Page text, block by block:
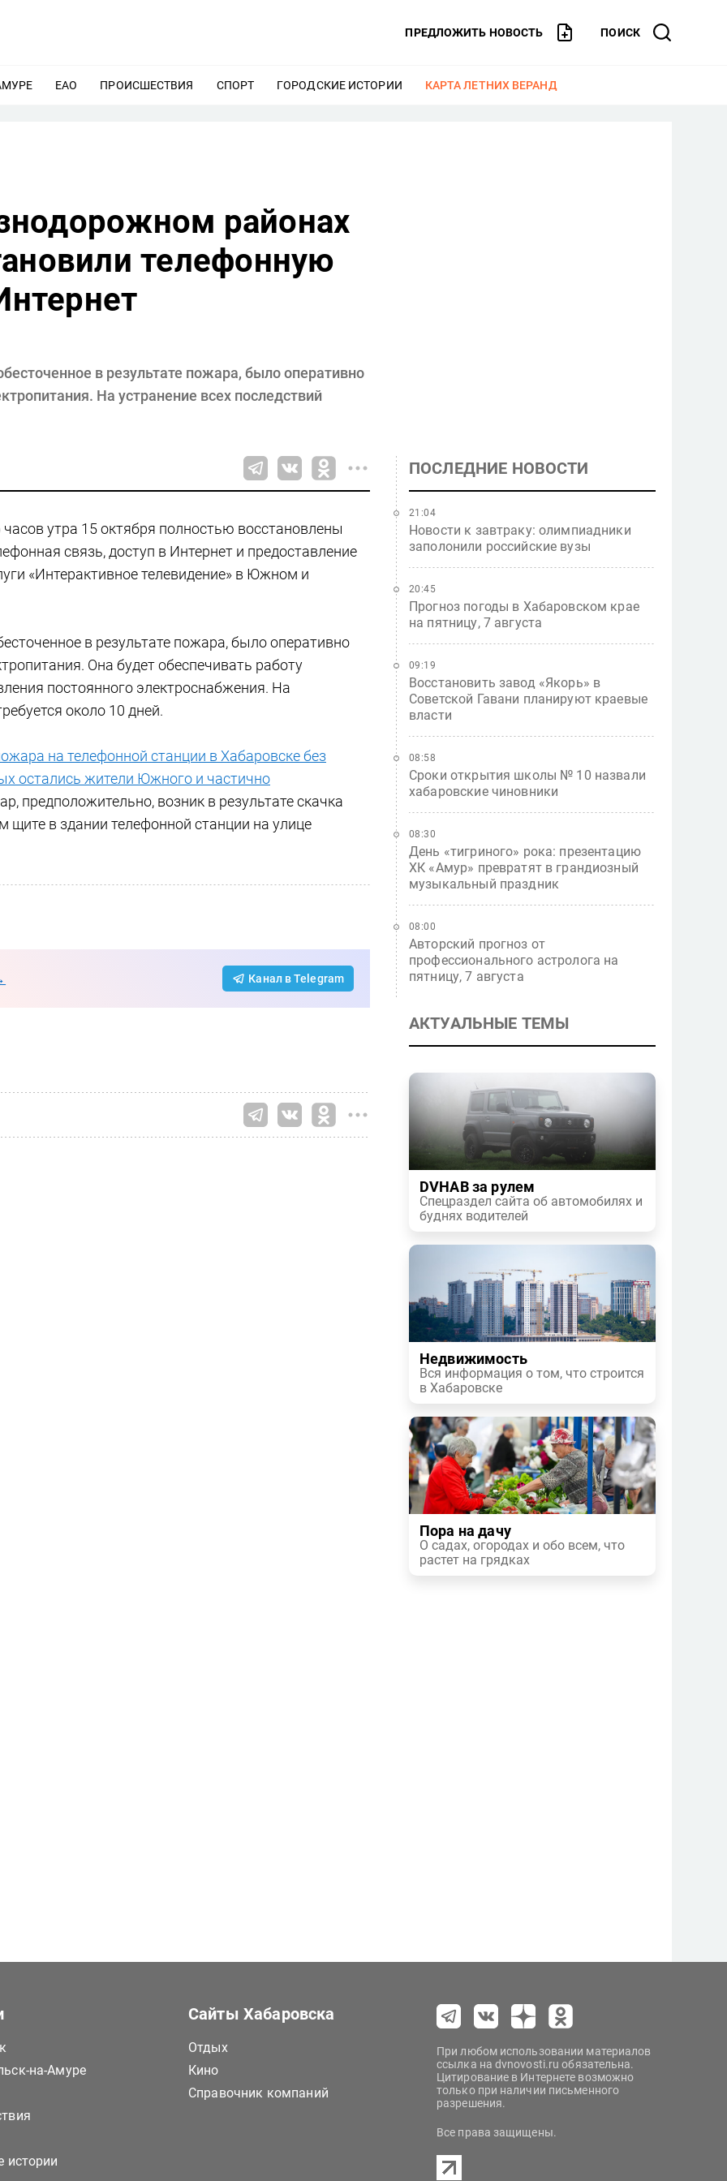
ПРЕДЛОЖИТЬ НОВОСТЬ ПОИСК
ЕЩЕ
ЕАО ЕЩЕ
ПРОИСШЕСТВИЯ ЕЩЕ
СПОРТ ЕЩЕ
ГОРОДСКИЕ ИСТОРИИ ЕЩЕ
КАРТА ЛЕТНИХ ВЕРАНД
районах
телефонную
в результате пожара, было оперативно
На устранение всех последствий
часов утра 15 октября полностью восстановлены
связь, доступ в Интернет и предоставление
«Интерактивное телевидение» в Южном и
в результате пожара, было оперативно
Она будет обеспечивать работу
постоянного электроснабжения. На
около 10 дней.
на телефонной станции в Хабаровске без
остались жители Южного и частично
предположительно, возник в результате скачка
щите в здании телефонной станции на улице
Канал в Telegram
ПОСЛЕДНИЕ НОВОСТИ
Новости к завтраку: олимпиадники
заполонили российские вузы
21:04
Прогноз погоды в Хабаровском крае
на пятницу, 7 августа
20:45
Восстановить завод «Якорь» в
Советской Гавани планируют краевые
власти
09:19
Сроки открытия школы № 10 назвали
хабаровские чиновники
08:58
День «тигриного» рока: презентацию
ХК «Амур» превратят в грандиозный
музыкальный праздник
08:30
Авторский прогноз от
профессионального астролога на
пятницу, 7 августа
08:00
АКТУАЛЬНЫЕ ТЕМЫ
DVHAB за рулем
Спецраздел сайта об автомобилях и
буднях водителей
Недвижимость
Вся информация о том, что строится
в Хабаровске
Пора на дачу
О садах, огородах и обо всем, что
растет на грядках
на-Амуре
истории
Сайты Хабаровска
Отдых
Кино
Справочник компаний
При любом использовании материалов
ссылка на dvnovosti.ru обязательна.
Цитирование в Интернете возможно
только при наличии письменного
разрешения.
Все права защищены.